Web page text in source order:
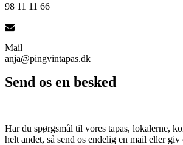
98 11 11 66
Mail
anja@pingvintapas.dk
Send os en besked
Har du spørgsmål til vores tapas, lokalerne,
helt andet, så send os endelig en mail eller giv